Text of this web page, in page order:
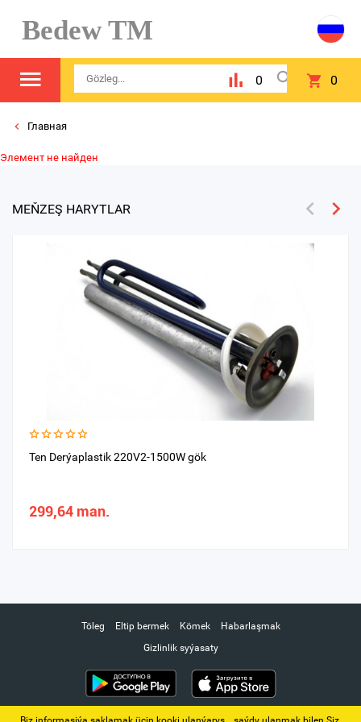
Bedew TM
0 0
Главная
Элемент не найден
MEŇZEŞ HARYTLAR
Ten Derýaplastik 220V2-1500W gök
299,64 man.
Töleg Eltip bermek Kömek
Habarlaşmak
Gizlinlik syýasaty